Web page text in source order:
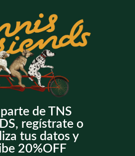
de TNS
regístrate o
tus datos y
20%OFF